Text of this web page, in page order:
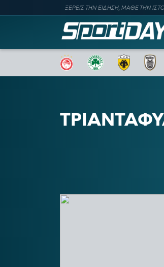
ΞΕΡΕΙΣ ΤΗΝ ΕΙΔΗΣΗ, ΜΑΘΕ ΤΗΝ